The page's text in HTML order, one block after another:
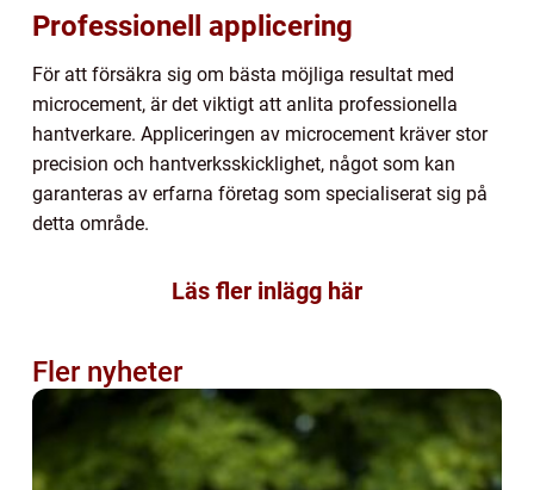
Professionell applicering
För att försäkra sig om bästa möjliga resultat med
microcement, är det viktigt att anlita professionella
hantverkare. Appliceringen av microcement kräver stor
precision och hantverksskicklighet, något som kan
garanteras av erfarna företag som specialiserat sig på
detta område.
Läs fler inlägg här
Fler nyheter